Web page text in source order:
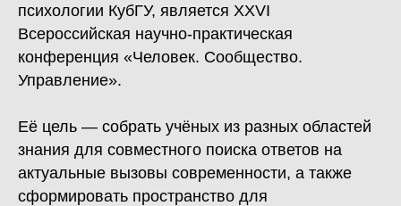
психологии КубГУ, является XXVI
Всероссийская научно-практическая
конференция «Человек. Сообщество.
Управление».
Её цель — собрать учёных из разных областей
знания для совместного поиска ответов на
актуальные вызовы современности, а также
сформировать пространство для